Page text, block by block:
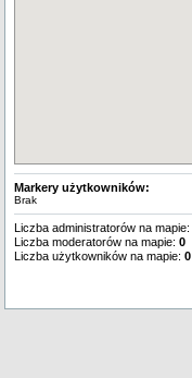
Markery użytkowników:
Brak
Liczba administratorów na mapie:
Liczba moderatorów na mapie: 0
Liczba użytkowników na mapie: 0